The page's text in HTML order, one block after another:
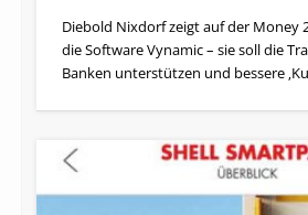
Diebold Nixdorf zeigt auf der Money
die Software Vynamic – sie soll die
Banken unterstützen und bessere